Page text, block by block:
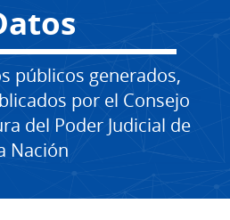
públicos generados,
por el Consejo
del Poder Judicial de
Nación